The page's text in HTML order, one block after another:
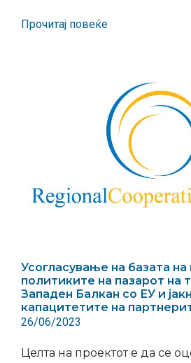
Прочитај повеќе
Усогласување на базата
политиките на пазарот на
Западен Балкан со ЕУ и
капацитетите на
26/06/2023
Целта на проектот е да се